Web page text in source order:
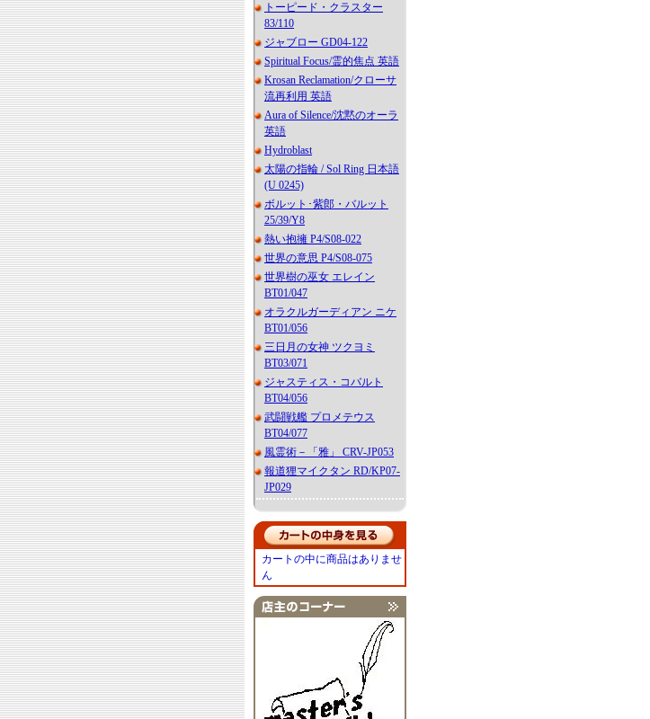
トーピード・クラスター
83/110
ジャブロー GD04-122
Spiritual Focus/霊的焦点 英語
Krosan Reclamation/クローサ
流再利用 英語
Aura of Silence/沈黙のオーラ
英語
Hydroblast
太陽の指輪 / Sol Ring 日本語
(U 0245)
ボルット･紫郎・バルット
25/39/Y8
熱い抱擁 P4/S08-022
世界の意思 P4/S08-075
世界樹の巫女 エレイン
BT01/047
オラクルガーディアン ニケ
BT01/056
三日月の女神 ツクヨミ
BT03/071
ジャスティス・コバルト
BT04/056
武闘戦艦 プロメテウス
BT04/077
風霊術－「雅」 CRV-JP053
報道狸マイクタン RD/KP07-
JP029
カートの中に商品はありませ
ん